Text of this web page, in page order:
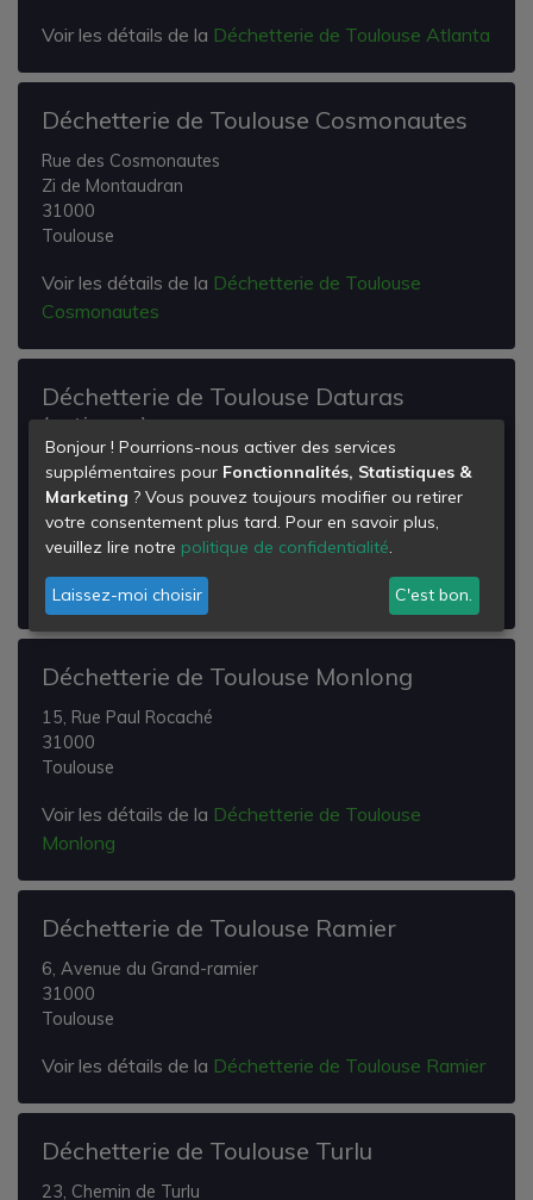
Voir les détails de la Déchetterie de Toulouse Atlanta
Déchetterie de Toulouse Cosmonautes
Rue des Cosmonautes
Zi de Montaudran
31000
Toulouse
Voir les détails de la Déchetterie de Toulouse
Cosmonautes
Déchetterie de Toulouse Daturas
(artisans)
4, Chemin des Daturas
31000
Toulouse
Voir les détails de la
Déchetterie de Toulouse
Daturas (artisans)
Déchetterie de Toulouse Monlong
15, Rue Paul Rocaché
31000
Toulouse
Voir les détails de la Déchetterie de Toulouse
Monlong
Déchetterie de Toulouse Ramier
6, Avenue du Grand-ramier
31000
Toulouse
Voir les détails de la Déchetterie de Toulouse Ramier
Déchetterie de Toulouse Turlu
23, Chemin de Turlu
Bonjour ! Pourrions-nous activer des services
supplémentaires pour Fonctionnalités, Statistiques &
Marketing ? Vous pouvez toujours modifier ou retirer
votre consentement plus tard. Pour en savoir plus,
veuillez lire notre politique de confidentialité.
Laissez-moi choisir C'est bon.